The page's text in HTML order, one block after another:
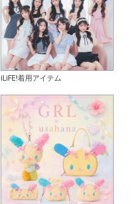
iLiFE!着用アイテム